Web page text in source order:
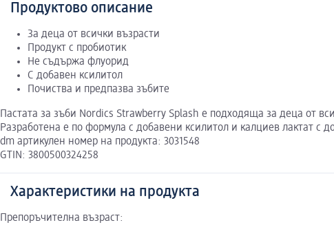
Продуктово описание
За деца от всички възрасти
Продукт с пробиотик
Не съдържа флуорид
С добавен ксилитол
Почиства и предпазва зъбите
Пастата за зъби Nordics Strawberry Splash е подходяща за деца от
Разработена е по формула с добавени ксилитол и калциев лактат с
dm артикулен номер на продукта: 3031548
GTIN: 3800500324258
Характеристики на продукта
Препоръчителна възраст: